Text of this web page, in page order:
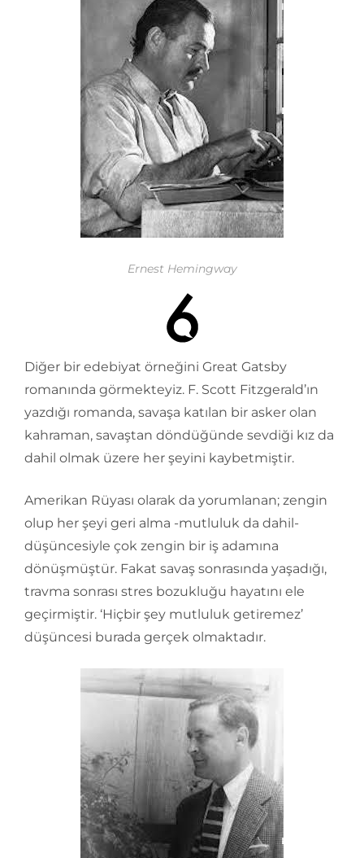
Ernest Hemingway
Diğer bir edebiyat örneğini Great Gatsby
romanında görmekteyiz. F. Scott Fitzgerald’ın
yazdığı romanda, savaşa katılan bir asker olan
kahraman, savaştan döndüğünde sevdiği kız da
dahil olmak üzere her şeyini kaybetmiştir.
Amerikan Rüyası olarak da yorumlanan; zengin
olup her şeyi geri alma -mutluluk da dahil-
düşüncesiyle çok zengin bir iş adamına
dönüşmüştür. Fakat savaş sonrasında yaşadığı,
travma sonrası stres bozukluğu hayatını ele
geçirmiştir. ‘Hiçbir şey mutluluk getiremez’
düşüncesi burada gerçek olmaktadır.